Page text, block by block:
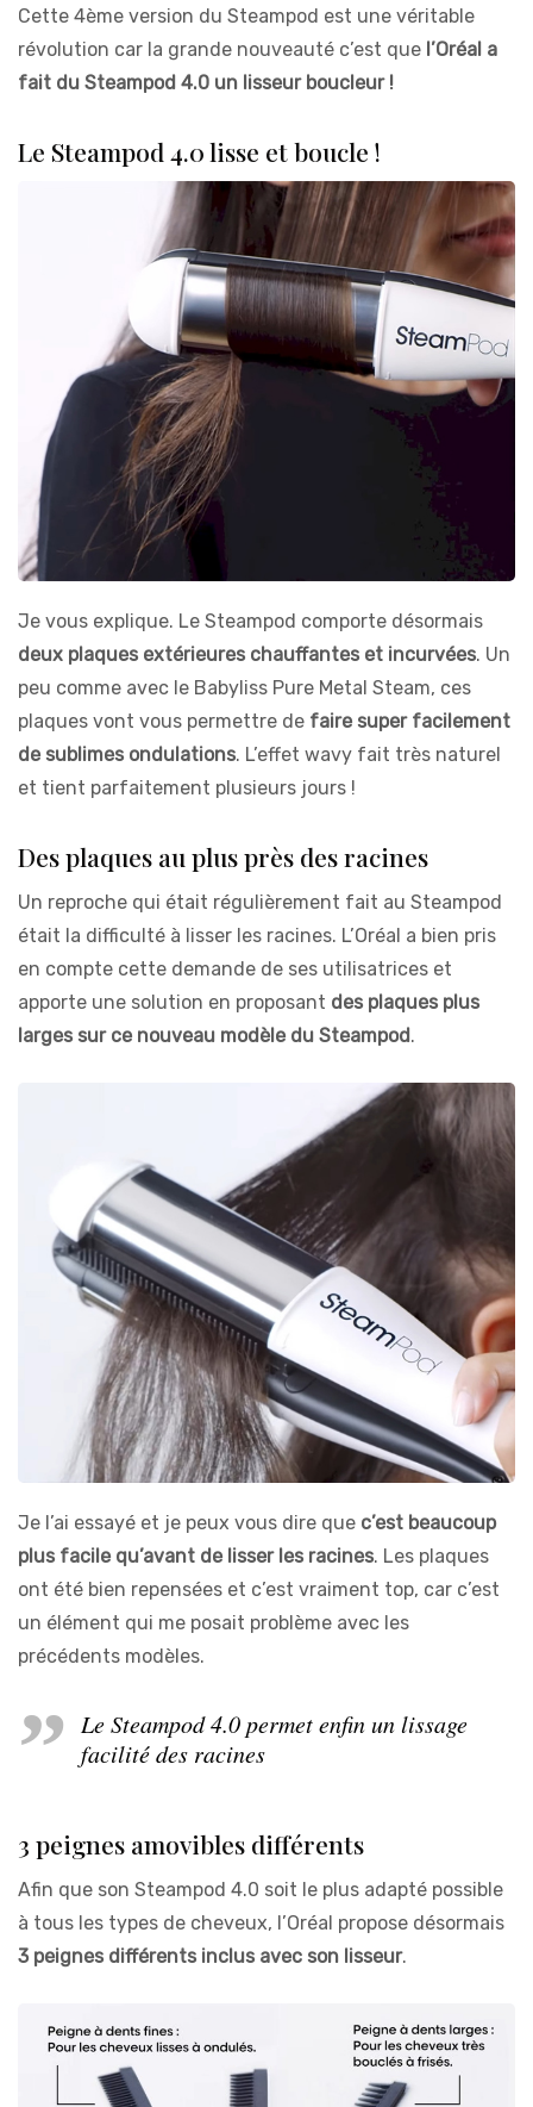
Cette 4ème version du Steampod est une véritable
révolution car la grande nouveauté c’est que l’Oréal a
fait du Steampod 4.0 un lisseur boucleur !
Le Steampod 4.0 lisse et boucle !
Je vous explique. Le Steampod comporte désormais
deux plaques extérieures chauffantes et incurvées. Un
peu comme avec le Babyliss Pure Metal Steam, ces
plaques vont vous permettre de faire super facilement
de sublimes ondulations. L’effet wavy fait très naturel
et tient parfaitement plusieurs jours !
Des plaques au plus près des racines
Un reproche qui était régulièrement fait au Steampod
était la difficulté à lisser les racines. L’Oréal a bien pris
en compte cette demande de ses utilisatrices et
apporte une solution en proposant des plaques plus
larges sur ce nouveau modèle du Steampod.
Je l’ai essayé et je peux vous dire que c’est beaucoup
plus facile qu’avant de lisser les racines. Les plaques
ont été bien repensées et c’est vraiment top, car c’est
un élément qui me posait problème avec les
précédents modèles.
Le Steampod 4.0 permet enfin un lissage
facilité des racines
3 peignes amovibles différents
Afin que son Steampod 4.0 soit le plus adapté possible
à tous les types de cheveux, l’Oréal propose désormais
3 peignes différents inclus avec son lisseur.